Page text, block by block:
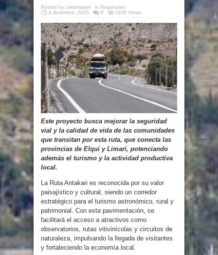
Posted by: webmaster in Regionales
4 diciembre, 2025
0 1106 Views
Este proyecto busca mejorar la seguridad
vial y la calidad de vida de las comunidades
que transitan por esta ruta, que conecta las
provincias de Elqui y Limarí, potenciando
además el turismo y la actividad productiva
local.
La Ruta Antakari es reconocida por su valor
paisajístico y cultural, siendo un corredor
estratégico para el turismo astronómico, rural y
patrimonial. Con esta pavimentación, se
facilitará el acceso a atractivos como
observatorios, rutas vitivinícolas y circuitos de
naturaleza, impulsando la llegada de visitantes
y fortaleciendo la economía local.